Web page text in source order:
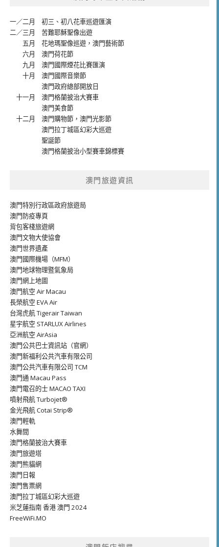
一／二月 初三、初八花車巡遊匯演
二／三月 苦難耶穌聖像出遊
五月 花地瑪聖像巡遊 ， 澳門藝術節
六月 澳門荷花節
九月 澳門國際煙花比賽匯演
十月 澳門國際音樂節
澳門政府總部開放日
十一月 澳門格蘭披治大賽車
澳門美食節
十二月 澳門購物節 ， 澳門光影節
澳門拉丁城區幻彩大巡遊
聖誕節
澳門格蘭披治小型賽車錦標賽
澳門旅遊資訊
澳門特別行政區政府旅遊局
澳門防疫專頁
背包客棧旅遊網
澳門文物大使協會
澳門世界遺產
澳門國際機場（MFM）
澳門地球物理暨氣象局
澳門網上地圖
澳門航空 Air Macau
長榮航空 EVA Air
台灣虎航 Tigerair Taiwan
星宇航空 STARLUX Airlines
亞洲航空 AirAsia
澳門公共巴士資訊站（官網）
澳門新福利公共汽車有限公司
澳門公共汽車有限公司 TCM
澳門通 Macau Pass
澳門電召的士 MACAO TAXI
噴射飛航 Turbojet®
金光飛航 Cotai Strip®
澳門輕軌
水舞間
澳門格蘭披治大賽車
澳門旅遊塔
澳門熊貓網
澳門日報
澳門售票網
澳門拉丁城區幻彩大巡遊
米芝蓮指南 香港 澳門 2024
FreeWiFi.MO